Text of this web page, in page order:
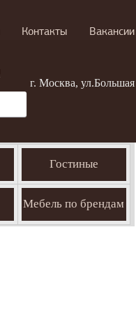
Контакты Вакансии
г. Москва, ул.Большая
Гостиные
Мебель по брендам